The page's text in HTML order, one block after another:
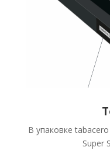
В упаковке
Super